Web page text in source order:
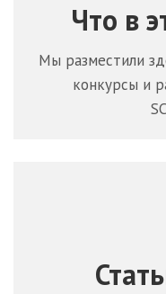
Что в
Мы разместили
конкурсы и